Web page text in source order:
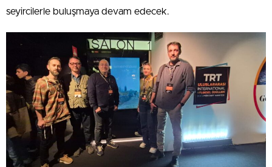
seyircilerle buluşmaya devam edecek.